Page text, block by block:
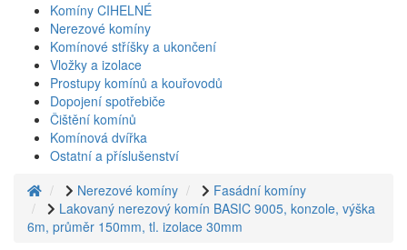
Komíny CIHELNÉ
Nerezové komíny
Komínové stříšky a ukončení
Vložky a izolace
Prostupy komínů a kouřovodů
Dopojení spotřebiče
Čištění komínů
Komínová dvířka
Ostatní a příslušenství
Nerezové komíny
Fasádní komíny
Lakovaný nerezový komín BASIC 9005, konzole, výška
6m, průměr 150mm, tl. izolace 30mm